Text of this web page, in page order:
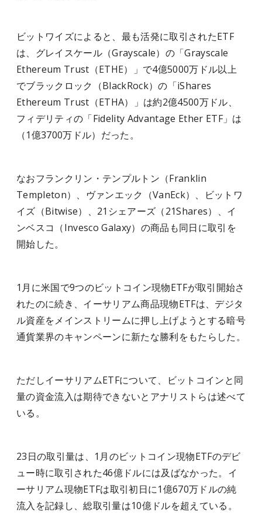
ビットワイズによると、最も活発に取引されたETF
は、グレイスケール（Grayscale）の「Grayscale
Ethereum Trust（ETHE）」で4億5000万ドル以上
でブラックロック（BlackRock）の「iShares
Ethereum Trust（ETHA）」は約2億4500万ドル、
フィデリティの「Fidelity Advantage Ether ETF」は
（1億3700万ドル）だった。
なおフランクリン・テンプルトン（Franklin
Templeton）、ヴァンエック（VanEck）、ビットワ
イズ（Bitwise）、21シェアーズ（21Shares）、イ
ンベスコ（Invesco Galaxy）の商品も同日に取引を
開始した。
1月に米国で9つのビットコイン現物ETFが取引開始さ
れたのに続き、イーサリアム商品現物ETFは、デジタ
ル資産をメインストリームに押し上げようとする暗号
通貨業界のキャンペーンに新たな勝利をもたらした。
ただしイーサリアムETFについて、ビットコインと同
量の資金流入は期待できないとアナリストらは述べて
いる。
23日の取引量は、1月のビットコイン現物ETFのデビ
ュー時に取引された46億ドルには及ばなかった。イ
ーサリアム現物ETFは取引初日に1億670万ドルの純
流入を記録し、総取引量は10億ドルを超えている。